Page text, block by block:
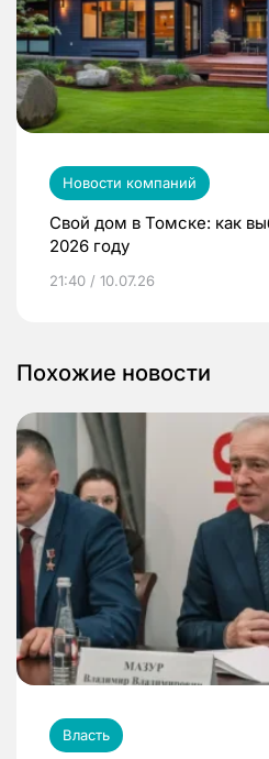
Новости компаний
Свой дом в Томске: как
2026 году
21:40 / 10.07.26
Похожие новости
Власть